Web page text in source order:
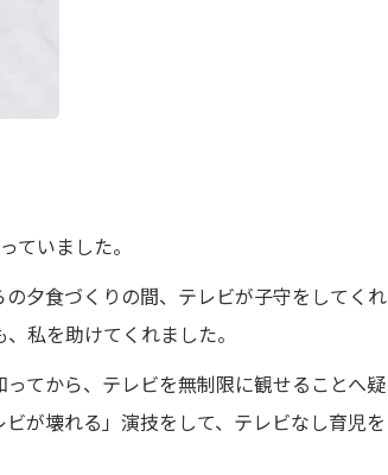
ていました。
夕食づくりの間、テレビが子守をしてくれ
私を助けてくれました。
てから、テレビを無制限に観せることへ疑
が壊れる」演技をして、テレビなし育児を